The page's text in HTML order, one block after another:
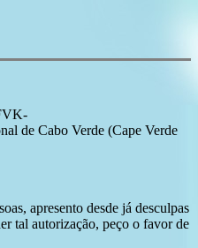
de Cabo Verde (Cape Verde
apresento desde já desculpas
tal autorização, peço o favor de